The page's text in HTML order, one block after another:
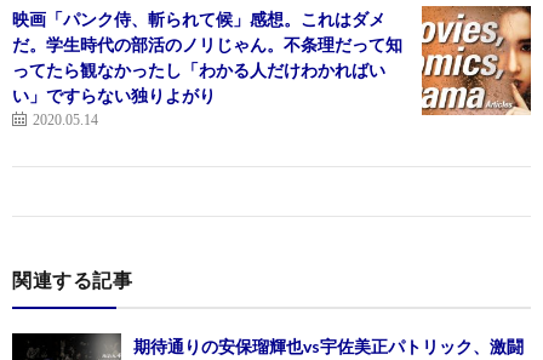
映画「パンク侍、斬られて候」感想。これはダメ
だ。学生時代の部活のノリじゃん。不条理だって知
ってたら観なかったし「わかる人だけわかればい
い」ですらない独りよがり
2020.05.14
関連する記事
期待通りの安保瑠輝也vs宇佐美正パトリック、激闘